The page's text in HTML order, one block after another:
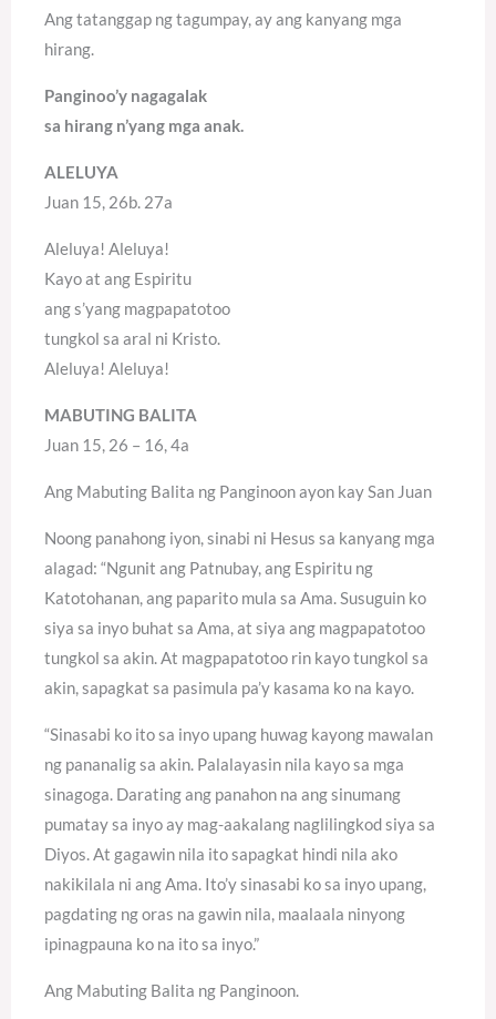
Ang tatanggap ng tagumpay, ay ang kanyang mga
hirang.
Panginoo’y nagagalak
sa hirang n’yang mga anak.
ALELUYA
Juan 15, 26b. 27a
Aleluya! Aleluya!
Kayo at ang Espiritu
ang s’yang magpapatotoo
tungkol sa aral ni Kristo.
Aleluya! Aleluya!
MABUTING BALITA
Juan 15, 26 – 16, 4a
Ang Mabuting Balita ng Panginoon ayon kay San Juan
Noong panahong iyon, sinabi ni Hesus sa kanyang mga
alagad: “Ngunit ang Patnubay, ang Espiritu ng
Katotohanan, ang paparito mula sa Ama. Susuguin ko
siya sa inyo buhat sa Ama, at siya ang magpapatotoo
tungkol sa akin. At magpapatotoo rin kayo tungkol sa
akin, sapagkat sa pasimula pa’y kasama ko na kayo.
“Sinasabi ko ito sa inyo upang huwag kayong mawalan
ng pananalig sa akin. Palalayasin nila kayo sa mga
sinagoga. Darating ang panahon na ang sinumang
pumatay sa inyo ay mag-aakalang naglilingkod siya sa
Diyos. At gagawin nila ito sapagkat hindi nila ako
nakikilala ni ang Ama. Ito’y sinasabi ko sa inyo upang,
pagdating ng oras na gawin nila, maalaala ninyong
ipinagpauna ko na ito sa inyo.”
Ang Mabuting Balita ng Panginoon.